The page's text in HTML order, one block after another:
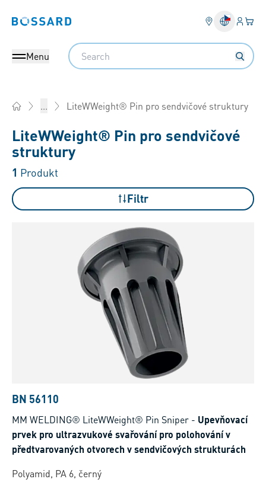
Bossard homepage Váš
Menu
Search
... LiteWWeight® Pin pro sendvičové struktury
LiteWWeight® Pin pro sendvičové
struktury
1 Produkt
Filtr
BN 56110
MM WELDING® LiteWWeight® Pin Sniper - Upevňovací
prvek pro ultrazvukové svařování pro polohování v
předtvarovaných otvorech v sendvičových strukturách
Polyamid, PA 6, černý